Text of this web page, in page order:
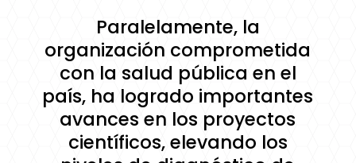
Paralelamente, la
organización comprometida
con la salud pública en el
país, ha logrado importantes
avances en los proyectos
científicos, elevando los